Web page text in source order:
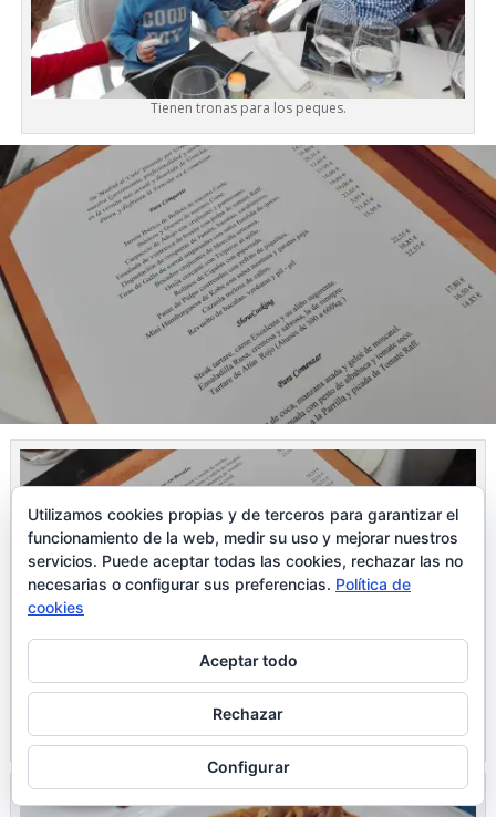
Tienen tronas para los peques.
Le hice fotos a la carta. Como veis, no es barato pero he de decir que
todo lo que probamos estaba buenísimo
Utilizamos cookies propias y de terceros para garantizar el
funcionamiento de la web, medir su uso y mejorar nuestros
servicios. Puede aceptar todas las cookies, rechazar las no
necesarias o configurar sus preferencias. Política de
cookies
Aceptar todo
Rechazar
Configurar